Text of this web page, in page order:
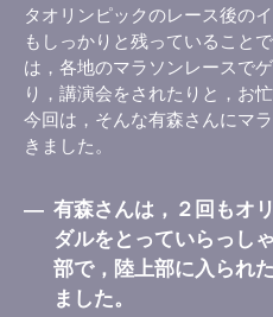
タオリンピックのレース後の
もしっかりと残っていること
は，各地のマラソンレースで
り，講演会をされたりと，お
今回は，そんな有森さんにマ
きました。
― 有森さんは，２回もオ
ダルをとっていらっし
部で，陸上部に入られ
ました。